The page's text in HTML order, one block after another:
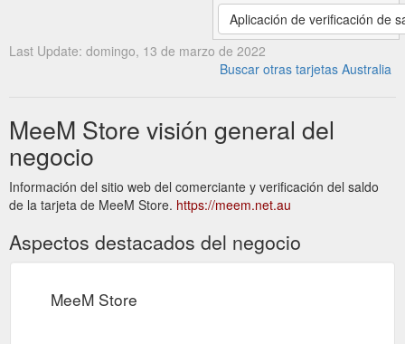
Aplicación de verificación de
Last Update: domingo, 13 de marzo de 2022
Buscar otras tarjetas Australia
MeeM Store visión general del
negocio
Información del sitio web del comerciante y verificación del saldo
de la tarjeta de MeeM Store. https://meem.net.au
Aspectos destacados del negocio
MeeM Store